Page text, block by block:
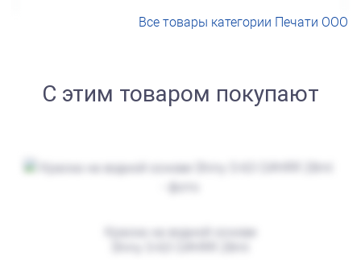
Печать ООО № Р19
Все товары категории Печати ООО
С этим товаром покупают
Краска на водной основе